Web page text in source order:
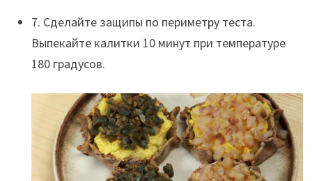
7. Сделайте защипы по периметру теста.
Выпекайте калитки 10 минут при температуре
180 градусов.